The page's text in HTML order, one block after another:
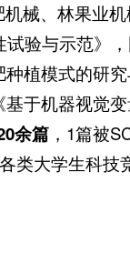
械、林果业
验与示范》
植模式的研
于机器视觉
余篇 ，1篇被
类大学生科技